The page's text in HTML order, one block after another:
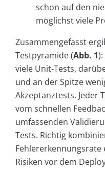
schon auf den
möglichst viele
Zusammengefasst
Testpyramide (Abb. 1
viele Unit-Tests,
und an der Spitze
Akzeptanztests. Jeder
vom schnellen
umfassenden
Tests. Richtig
Risiken vor dem